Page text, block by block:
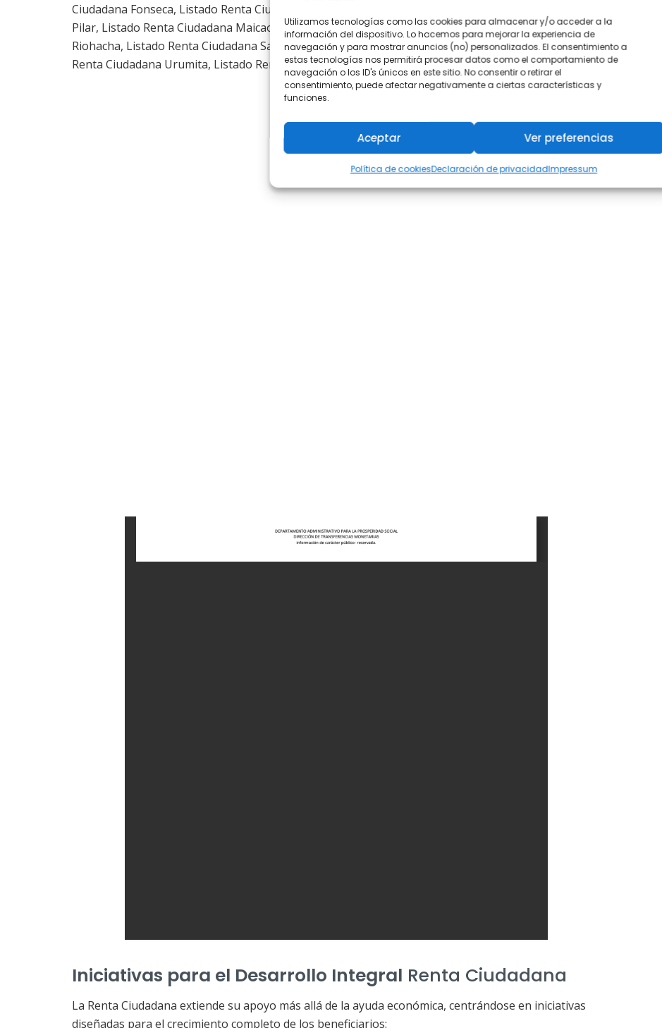
Utilizamos tecnologías como las cookies para almacenar y/o acceder a la
información del dispositivo. Lo hacemos para mejorar la experiencia de
navegación y para mostrar anuncios (no) personalizados. El consentimiento a
estas tecnologías nos permitirá procesar datos como el comportamiento de
navegación o los ID's únicos en este sitio. No consentir o retirar el
consentimiento, puede afectar negativamente a ciertas características y
funciones.
Aceptar Ver preferencias
Política de cookiesDeclaración de privacidadImpressum
Ciudadana Fonseca, Listado Renta Ciudadana Hatonuevo, Listado Renta Ciudadana La Jagua del
Pilar, Listado Renta Ciudadana Maicao, Listado Renta Ciudadana Manaure, Listado Renta Ciudadana
Riohacha, Listado Renta Ciudadana San Juan del Cesar, Listado Renta Ciudadana Uribia, Listado
Renta Ciudadana Urumita, Listado Renta Ciudadana Villanueva.
Iniciativas para el Desarrollo Integral Renta Ciudadana
La Renta Ciudadana extiende su apoyo más allá de la ayuda económica, centrándose en iniciativas
diseñadas para el crecimiento completo de los beneficiarios: